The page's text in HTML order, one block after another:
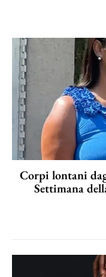
Corpi lontani
Settimana